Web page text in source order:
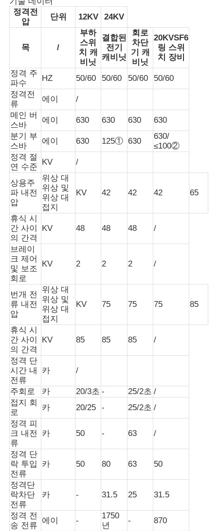
견적 요청
중전압 스위치장치
저압 스위치기어
AIS 공기 절연 개폐 장치
GIS 가스 절연 개폐 장치
고체 절연 개폐 장치
링 메인 스위치기어
박스 형상 지국
케이블 분기함
금속으로 장착된 스위치장치
진공 부하 개폐기
고전압 회로 차단기
저전압 분배 캐비닛
저전압 배전상자
정격전
압
단위 12KV 24KV
목 /
부하
스위
치 캐
비닛
결합된
전기
캐비닛
회로
차단
기 캐
비닛
20KVSF6
링 스위
치 장비
정격 주
파수
HZ 50/60 50/60 50/60
50/60
정격전
류
에이
/
메인 버
스바
에이 630 630 630
630
분기 부
스바
에이 630 125① 630
630/
≤100②
정격 절
연 수준
KV /
상용주
파 내전
압
위상 대
위상 및
위상 대
접지
KV 42 42 42 65
휴식 시
간 사이
의 간격
KV 48 48 48 /
브레이
크 제어
및 보조
회로
KV 2 2 2 /
번개 전
류 내전
압
위상 대
위상 및
위상 대
접지
KV 75 75 75 85
휴식 시
간 사이
의 간격
KV 85 85 85 /
정격 단
시간 내
전류
카 /
주회로 카 20/3초 - 25/2초 /
접지 회
로
카 20/25 - 25/2초 /
정격 피
크 내전
류
카 50 - 63 /
정격 단
락 투입
전류
카 50 80 63 50
정격단
락차단
전류
카 - 31.5 25 31.5
정격 전
송 전류
에이 -
1750
년
-
870